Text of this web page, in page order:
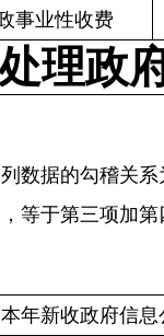
事业性收费
理政
列数据的勾稽关
等于第三项加
年新收政府信